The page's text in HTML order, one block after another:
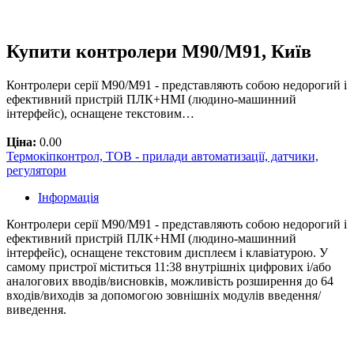
Купити контролери М90/М91, Київ
Контролери серії М90/М91 - представляють собою недорогий і
ефективний пристрій ПЛК+HMI (людино-машинний
інтерфейс), оснащене текстовим…
Ціна: 0.00
Термокіпконтрол, ТОВ - прилади автоматизації, датчики,
регулятори
Інформація
Контролери серії М90/М91 - представляють собою недорогий і
ефективний пристрій ПЛК+HMI (людино-машинний
інтерфейс), оснащене текстовим дисплеєм і клавіатурою. У
самому пристрої міститься 11:38 внутрішніх цифрових і/або
аналогових вводів/висновків, можливість розширення до 64
входів/виходів за допомогою зовнішніх модулів введення/
виведення.